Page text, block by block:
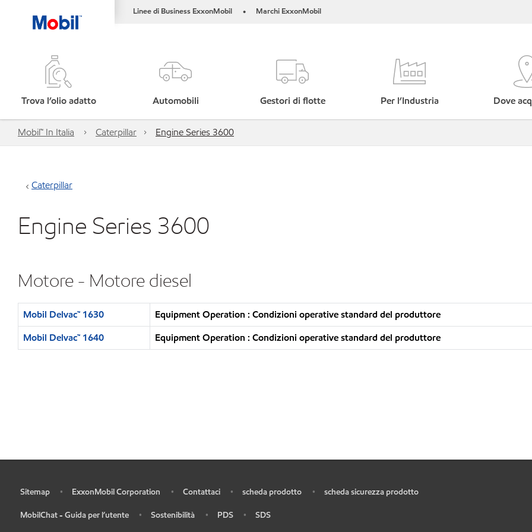
Linee di Business ExxonMobil • Marchi ExxonMobil
Trova l’olio adatto Automobili Gestori di flotte Per l’Industria Dove
Mobil™ In Italia Caterpillar Engine Series 3600
Caterpillar
Engine Series 3600
Motore - Motore diesel
Mobil Delvac™ 1630
Equipment Operation : Condizioni operative standard del produttore
Mobil Delvac™ 1640
Equipment Operation : Condizioni operative standard del produttore
Sitemap • ExxonMobil Corporation • Contattaci • scheda prodotto • scheda sicurezza prodotto
MobilChat - Guida per l’utente • Sostenibilità • PDS • SDS